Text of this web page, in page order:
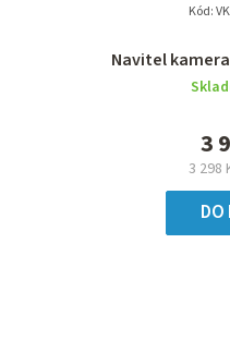
Navitel kamera
3 298
3
DO
Kód: